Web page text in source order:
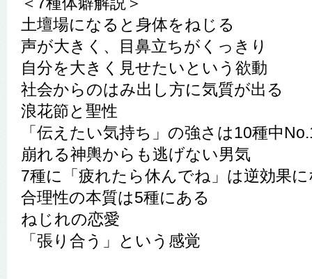
土壇場になると身体をねじる
声が大きく、目鼻立ちがくっきり
自分を大きく見せたいという欲動
社会からのはみ出し方に気質が出る
浪花節と聖性
「伝えたい気持ち」の強さは10種中
崩れる神輿からも逃げない男気
7種に「疲れたら休んでね」は逆効果
合理性の本質は5種にある
ねじれの恋愛
「張り合う」という感覚